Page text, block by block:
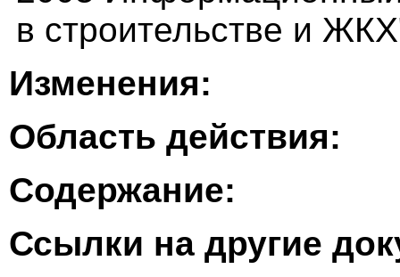
в строительстве и
Изменения:
Область действия:
Содержание:
Ссылки на другие